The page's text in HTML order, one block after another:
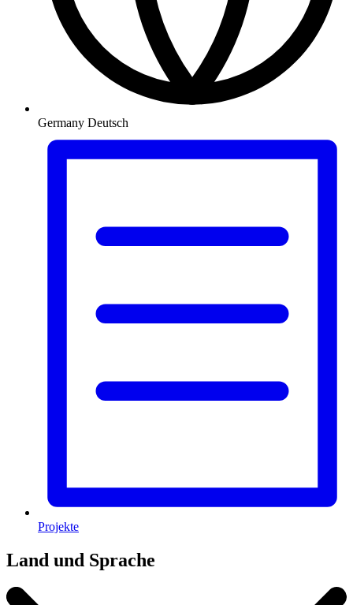
Germany Deutsch
Projekte
Land und Sprache